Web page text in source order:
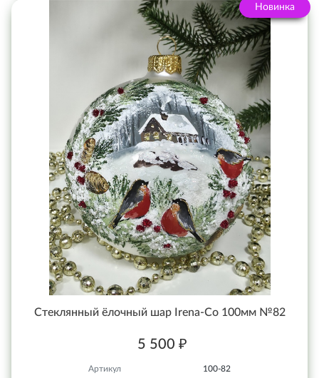
Новинка
Стеклянный ёлочный шар Irena-Co 100мм №82
5 500 ₽
Артикул
100-82